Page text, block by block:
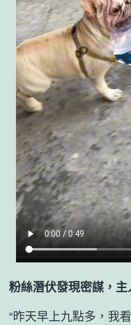
粉絲潛伏發現密謀，
“昨天早上九點多，我